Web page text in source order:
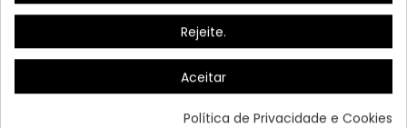
Rejeite.
Aceitar
Política de Privacidade e Cookies